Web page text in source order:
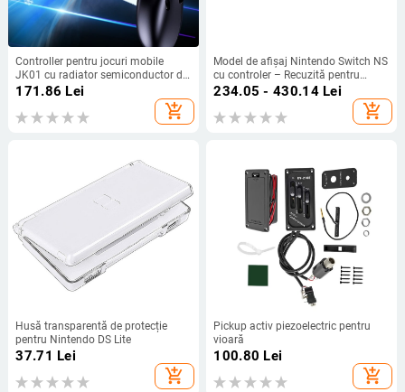
Controller pentru jocuri mobile
JK01 cu radiator semiconductor de
răcire, Bluetooth, Type-C, pentru
Android și iPhone, fără vibrații
171.86 Lei
add_shopping_cart
Model de afișaj Nintendo Switch NS
cu controler – Recuzită pentru
vitrină (Model:NS; Pachet: unitate
gazdă, 1 controler portabil, 1
pereche; Greutate: 400 g; Versiune
234.05 - 430.14Lei
add_shopping_cart
Husă transparentă de protecție
pentru Nintendo DS Lite
37.71 Lei
add_shopping_cart
Pickup activ piezoelectric pentru
vioară
100.80 Lei
add_shopping_cart